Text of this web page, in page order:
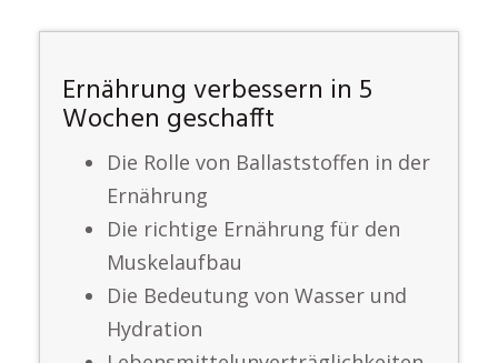
Ernährung verbessern in 5
Wochen geschafft
Die Rolle von Ballaststoffen in der
Ernährung
Die richtige Ernährung für den
Muskelaufbau
Die Bedeutung von Wasser und
Hydration